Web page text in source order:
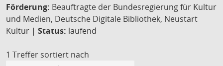
Förderung: Beauftragte der Bundesregierung für Kultur
und Medien, Deutsche Digitale Bibliothek, Neustart
Kultur | Status: laufend
1 Treffer sortiert nach